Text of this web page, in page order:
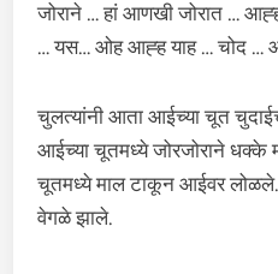
जोराने … हां आणखी जोरात …
… यस… ओह आह्ह याह … चोद …
चुलत्यांनी आता आईच्या चूत
आईच्या चूतमध्ये जोरजोराने धक्के
चूतमध्ये माल टाकून आईवर
वेगळे झाले.